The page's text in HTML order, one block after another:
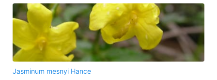
Jasminum mesnyi Hance